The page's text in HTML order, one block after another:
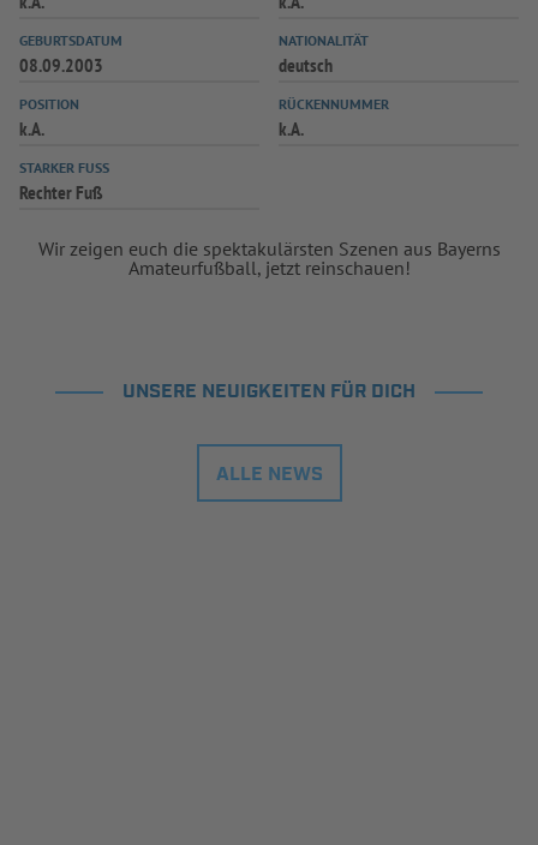
GEBURTSDATUM
08.09.2003
NATIONALITÄT
deutsch
POSITION
k.A.
RÜCKENNUMMER
k.A.
STARKER FUSS
Rechter Fuß
Wir zeigen euch die spektakulärsten Szenen aus Bayerns
Amateurfußball, jetzt reinschauen!
UNSERE NEUIGKEITEN FÜR DICH
ALLE NEWS